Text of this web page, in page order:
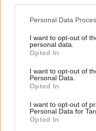
Personal Data
I want to opt-out of
personal data.
Opted In
I want to opt-out of
Personal Data.
Opted In
I want to opt-out of
Personal Data for
Opted In
Sutinku su taisyklėmis